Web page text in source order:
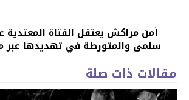
أمن مراكش يعتقل الفتاة المعتدية
سلمى والمتورطة في تهديدها عبر
مقالات ذات صلة